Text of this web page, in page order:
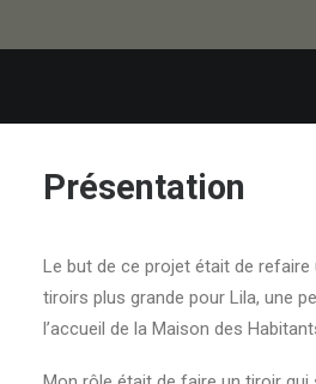
Présentation
Le but de ce projet était de refaire
tiroirs plus grande pour Lila, une
l’accueil de la Maison des